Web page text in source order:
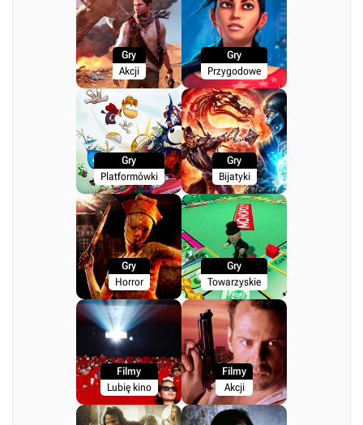
Gry
Akcji
Gry
Przygodowe
Gry
Platformówki
Gry
Bijatyki
Gry
Horror
Gry
Towarzyskie
Filmy
Lubię kino
Filmy
Akcji